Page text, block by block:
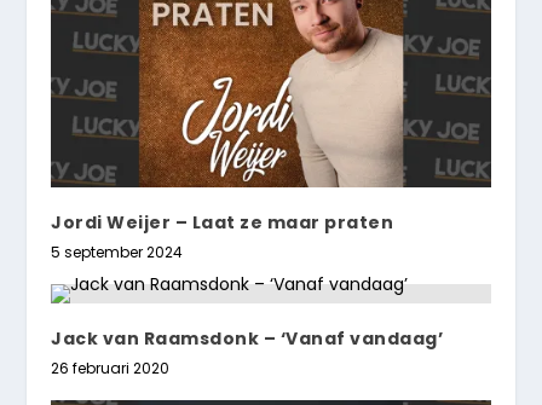
Jordi Weijer – Laat ze maar praten
5 september 2024
Jack van Raamsdonk – ‘Vanaf vandaag’
26 februari 2020